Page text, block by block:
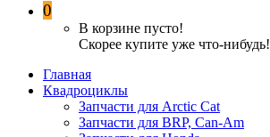
0
В корзине пусто!
Скорее купите уже что-нибудь!
Главная
Квадроциклы
Запчасти для Arctic Cat
Запчасти для BRP, Can-Am